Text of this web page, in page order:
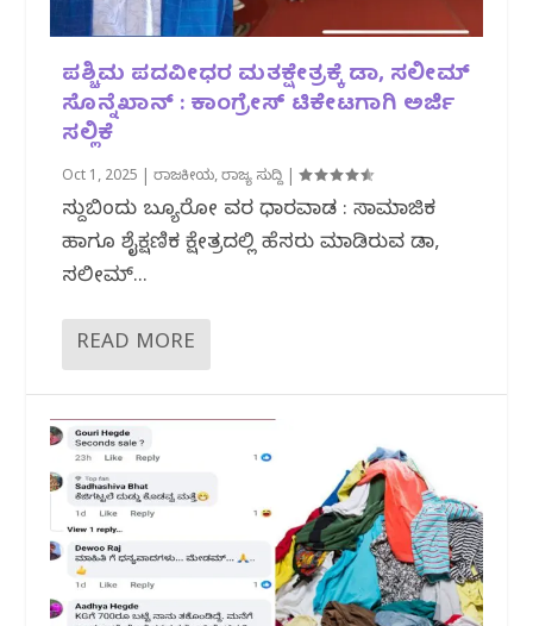
ಪಶ್ಚಿಮ ಪದವೀಧರ ಮತಕ್ಷೇತ್ರಕ್ಕೆ ಡಾ, ಸಲೀಮ್
ಸೊನ್ನೆಖಾನ್ : ಕಾಂಗ್ರೇಸ್ ಟಿಕೇಟಗಾಗಿ ಅರ್ಜಿ
ಸಲ್ಲಿಕೆ
Oct 1, 2025 |ರಾಜಕೀಯ,ರಾಜ್ಯ ಸುದ್ದಿ |
ಸುದ್ದಿಬಿಂದು ಬ್ಯೂರೋ ವರದಿ ಧಾರವಾಡ : ಸಾಮಾಜಿಕ
ಹಾಗೂ ಶೈಕ್ಷಣಿಕ ಕ್ಷೇತ್ರದಲ್ಲಿ ಹೆಸರು ಮಾಡಿರುವ ಡಾ,
ಸಲೀಮ್...
READ MORE